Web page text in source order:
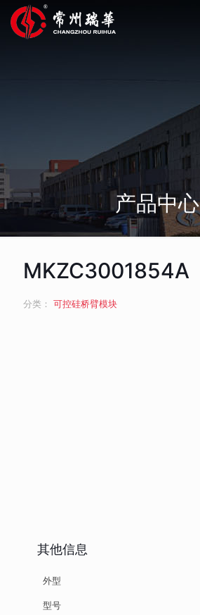
产品中心
MKZC3001854A
分类： 可控硅桥臂模块
其他信息
外型
型号